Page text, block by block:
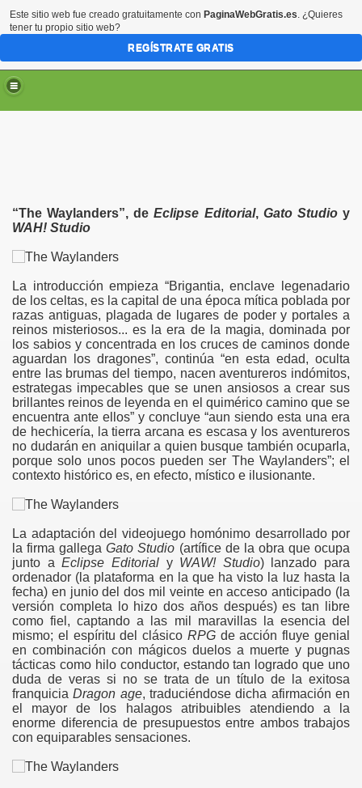
“The Waylanders”, deEclipse Editorial, Gato Studioy
WAH! Studio
La introducción empieza “Brigantia, enclave legenadario
de los celtas, es la capital de una época mítica poblada por
razas antiguas, plagada de lugares de poder y portales a
reinos misteriosos... es la era de la magia, dominada por
los sabios y concentrada en los cruces de caminos donde
aguardan los dragones”, continúa “en esta edad, oculta
entre las brumas del tiempo, nacen aventureros indómitos,
estrategas impecables que se unen ansiosos a crear sus
brillantes reinos de leyenda en el quimérico camino que se
encuentra ante ellos” y concluye “aun siendo esta una era
de hechicería, la tierra arcana es escasa y los aventureros
no dudarán en aniquilar a quien busque también ocuparla,
porque solo unos pocos pueden ser The Waylanders”; el
contexto histórico es, en efecto, místico e ilusionante.
La adaptación del videojuego homónimo desarrollado por
la firma gallegaGato Studio (artífice de la obra que ocupa
junto aEclipse Editorialy WAW! Studio) lanzado para
ordenador (la plataforma en la que ha visto la luz hasta la
fecha) en junio del dos mil veinte en acceso anticipado (la
versión completa lo hizo dos años después) es tan libre
como fiel, captando a las mil maravillas la esencia del
mismo; el espíritu del clásico RPGde acción fluye genial
en combinación con mágicos duelos a muerte y pugnas
tácticas como hilo conductor, estando tan logrado que uno
duda de veras si no se trata de un título de la exitosa
franquiciaDragon age, traduciéndose dicha afirmación en
el mayor de los halagos atribuibles atendiendo a la
enorme diferencia de presupuestos entre ambos trabajos
con equiparables sensaciones.
Este sitio web fue creado gratuitamente con PaginaWebGratis.es. ¿Quieres
tener tu propio sitio web?
REGÍSTRATE GRATIS